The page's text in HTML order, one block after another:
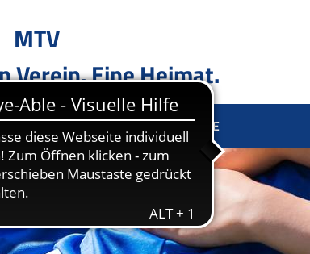
MTV
Verein. Eine Heimat.
SPONSOREN KONTAKT TERMINE